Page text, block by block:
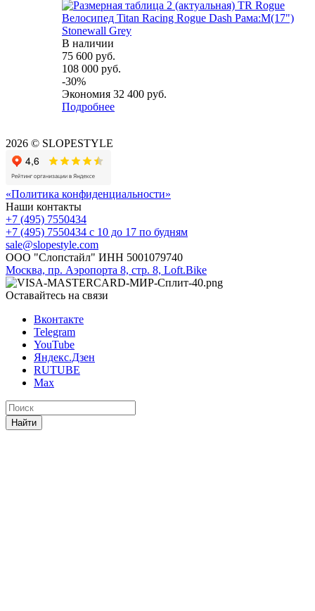
Велосипед Titan Racing Rogue Dash Рама:M(17")
Stonewall Grey
В наличии
75 600 руб.
108 000 руб.
-30%
Экономия 32 400 руб.
Подробнее
2026 © SLOPESTYLE
«Политика конфиденциальности»
Наши контакты
+7 (495) 7550434
+7 (495) 7550434 с 10 до 17 по будням
sale@slopestyle.com
ООО "Слопстайл" ИНН 5001079740
Москва, пр. Аэропорта 8, стр. 8, Loft.Bike
Оставайтесь на связи
Вконтакте
Telegram
YouTube
Яндекс.Дзен
RUTUBE
Max
Найти